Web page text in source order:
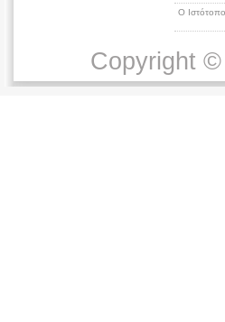
Ο
Copyright ©